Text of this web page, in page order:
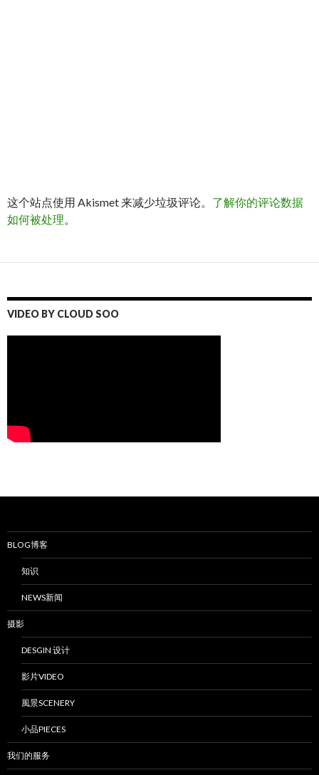
这个站点使用 Akismet 来减少垃圾评论。 了解你的评论数据
如何被处理。
VIDEO BY CLOUD SOO
BLOG博客
知识
NEWS新闻
摄影
DESGIN 设计
影片VIDEO
風景SCENERY
小品PIECES
我们的服务